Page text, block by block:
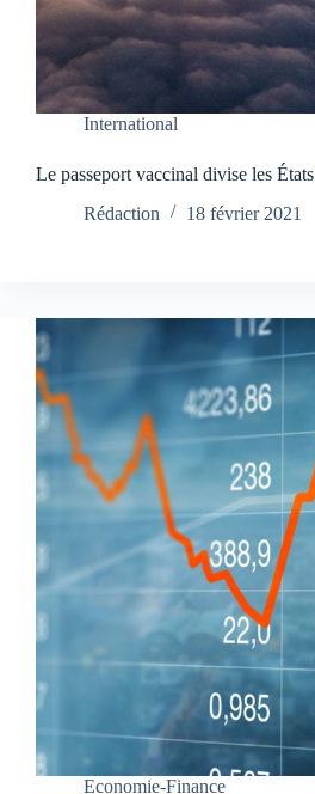
International
Le passeport vaccinal divise les
Rédaction
18 février 2021
Economie-Finance